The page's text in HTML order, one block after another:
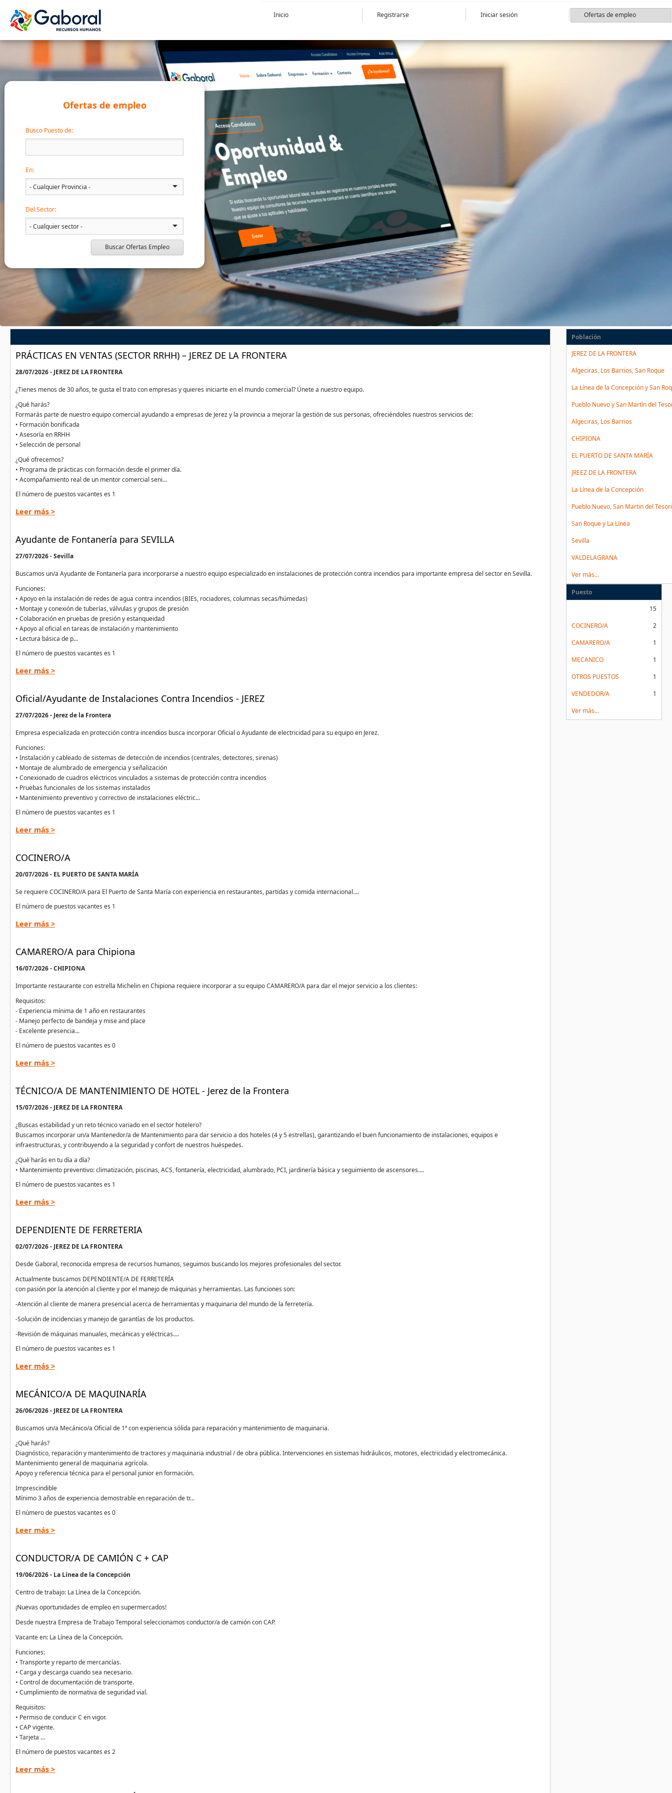
Inicio Registrarse Iniciar sesión Ofertas de empleo
Ofertas de empleo
Busco Puesto de:
En:
Del Sector:
Buscar Ofertas Empleo
PRÁCTICAS EN VENTAS (SECTOR RRHH) – JEREZ DE LA FRONTERA
28/07/2026 - JEREZ DE LA FRONTERA
¿Tienes menos de 30 años, te gusta el trato con empresas y quieres iniciarte en el mundo comercial? Únete a nuestro equipo.
¿Qué harás?
Formarás parte de nuestro equipo comercial ayudando a empresas de Jerez y la provincia a mejorar la gestión de sus personas, ofreciéndoles nuestros servicios de:
• Formación bonificada
• Asesoría en RRHH
• Selección de personal
¿Qué ofrecemos?
• Programa de prácticas con formación desde el primer día.
• Acompañamiento real de un mentor comercial seni...
El número de puestos vacantes es 1
Leer más >
Ayudante de Fontanería para SEVILLA
27/07/2026 - Sevilla
Buscamos un/a Ayudante de Fontanería para incorporarse a nuestro equipo especializado en instalaciones de protección contra incendios para importante empresa del sector en Sevilla.
Funciones:
• Apoyo en la instalación de redes de agua contra incendios (BIEs, rociadores, columnas secas/húmedas)
• Montaje y conexión de tuberías, válvulas y grupos de presión
• Colaboración en pruebas de presión y estanqueidad
• Apoyo al oficial en tareas de instalación y mantenimiento
• Lectura básica de p...
El número de puestos vacantes es 1
Leer más >
Oficial/Ayudante de Instalaciones Contra Incendios - JEREZ
27/07/2026 - Jerez de la Frontera
Empresa especializada en protección contra incendios busca incorporar Oficial o Ayudante de electricidad para su equipo en Jerez.
Funciones:
• Instalación y cableado de sistemas de detección de incendios (centrales, detectores, sirenas)
• Montaje de alumbrado de emergencia y señalización
• Conexionado de cuadros eléctricos vinculados a sistemas de protección contra incendios
• Pruebas funcionales de los sistemas instalados
• Mantenimiento preventivo y correctivo de instalaciones eléctric...
El número de puestos vacantes es 1
Leer más >
COCINERO/A
20/07/2026 - EL PUERTO DE SANTA MARÍA
Se requiere COCINERO/A para El Puerto de Santa María con experiencia en restaurantes, partidas y comida internacional....
El número de puestos vacantes es 1
Leer más >
CAMARERO/A para Chipiona
16/07/2026 - CHIPIONA
Importante restaurante con estrella Michelin en Chipiona requiere incorporar a su equipo CAMARERO/A para dar el mejor servicio a los clientes:
Requisitos:
- Experiencia mínima de 1 año en restaurantes
- Manejo perfecto de bandeja y mise and place
- Excelente presencia...
El número de puestos vacantes es 0
Leer más >
TÉCNICO/A DE MANTENIMIENTO DE HOTEL - Jerez de la Frontera
15/07/2026 - JEREZ DE LA FRONTERA
¿Buscas estabilidad y un reto técnico variado en el sector hotelero?
Buscamos incorporar un/a Mantenedor/a de Mantenimiento para dar servicio a dos hoteles (4 y 5 estrellas), garantizando el buen funcionamiento de instalaciones, equipos e
infraestructuras, y contribuyendo a la seguridad y confort de nuestros huéspedes.
¿Qué harás en tu día a día?
• Mantenimiento preventivo: climatización, piscinas, ACS, fontanería, electricidad, alumbrado, PCI, jardinería básica y seguimiento de ascensores....
El número de puestos vacantes es 1
Leer más >
DEPENDIENTE DE FERRETERIA
02/07/2026 - JEREZ DE LA FRONTERA
Desde Gaboral, reconocida empresa de recursos humanos, seguimos buscando los mejores profesionales del sector.
Actualmente buscamos DEPENDIENTE/A DE FERRETERÍA
con pasión por la atención al cliente y por el manejo de máquinas y herramientas. Las funciones son:
-Atención al cliente de manera presencial acerca de herramientas y maquinaria del mundo de la ferretería.
-Solución de incidencias y manejo de garantías de los productos.
-Revisión de máquinas manuales, mecánicas y eléctricas....
El número de puestos vacantes es 1
Leer más >
MECÁNICO/A DE MAQUINARÍA
26/06/2026 - JREEZ DE LA FRONTERA
Buscamos un/a Mecánico/a Oficial de 1ª con experiencia sólida para reparación y mantenimiento de maquinaria.
¿Qué harás?
Diagnóstico, reparación y mantenimiento de tractores y maquinaria industrial / de obra pública. Intervenciones en sistemas hidráulicos, motores, electricidad y electromecánica.
Mantenimiento general de maquinaria agrícola.
Apoyo y referencia técnica para el personal junior en formación.
Imprescindible
Mínimo 3 años de experiencia demostrable en reparación de tr...
El número de puestos vacantes es 0
Leer más >
CONDUCTOR/A DE CAMIÓN C + CAP
19/06/2026 - La Línea de la Concepción
Centro de trabajo: La Línea de la Concepción.
¡Nuevas oportunidades de empleo en supermercados!
Desde nuestra Empresa de Trabajo Temporal seleccionamos conductor/a de camión con CAP.
Vacante en: La Línea de la Concepción.
Funciones:
• Transporte y reparto de mercancías.
• Carga y descarga cuando sea necesario.
• Control de documentación de transporte.
• Cumplimiento de normativa de seguridad vial.
Requisitos:
• Permiso de conducir C en vigor.
• CAP vigente.
• Tarjeta ...
El número de puestos vacantes es 2
Leer más >
Población
JEREZ DE LA FRONTERA
Algeciras, Los Barrios, San Roque
La Línea de la Concepción y San
Pueblo Nuevo y San Martín del
Algeciras, Los Barrios
CHIPIONA
EL PUERTO DE SANTA MARÍA
JREEZ DE LA FRONTERA
La Línea de la Concepción
Pueblo Nuevo, San Martin del
San Roque y La Línea
Sevilla
VALDELAGRANA
Ver más...
Puesto
15
COCINERO/A
2
CAMARERO/A
1
MECANICO
1
OTROS PUESTOS
1
VENDEDOR/A
1
Ver más...